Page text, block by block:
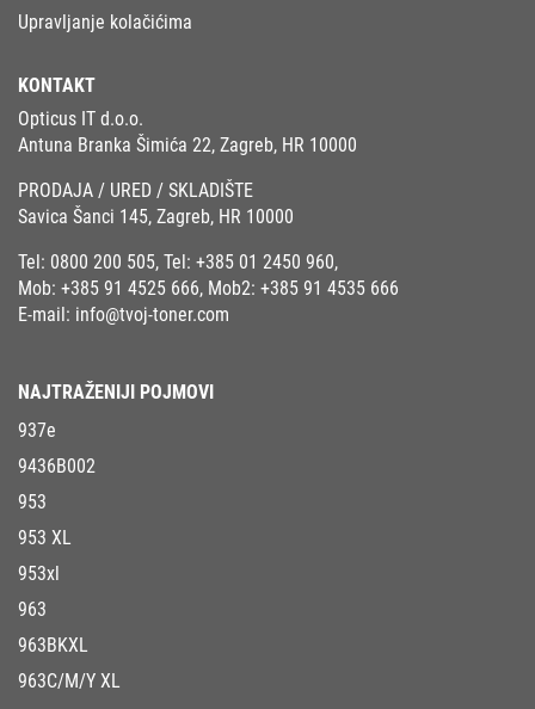
Upravljanje kolačićima
KONTAKT
Opticus IT d.o.o.
Antuna Branka Šimića 22, Zagreb, HR 10000
PRODAJA / URED / SKLADIŠTE
Savica Šanci 145, Zagreb, HR 10000
Tel: 0800 200 505, Tel: +385 01 2450 960,
Mob: +385 91 4525 666, Mob2: +385 91 4535 666
E-mail: info@tvoj-toner.com
NAJTRAŽENIJI POJMOVI
937e
9436B002
953
953 XL
953xl
963
963BKXL
963C/M/Y XL